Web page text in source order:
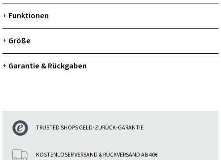
+ Funktionen
+ Größe
+ Garantie & Rückgaben
TRUSTED SHOPS GELD-ZURÜCK-GARANTIE
KOSTENLOSER VERSAND & RÜCKVERSAND AB 40€